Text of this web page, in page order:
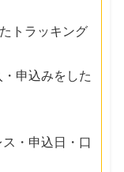
トラッキング
申込みをした
ス・申込日・口